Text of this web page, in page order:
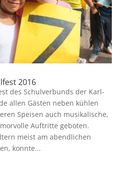
2016
des Schulverbunds der Karl-
allen Gästen neben kühlen
Speisen auch musikalische,
Auftritte geboten.
meist am abendlichen
konnte...